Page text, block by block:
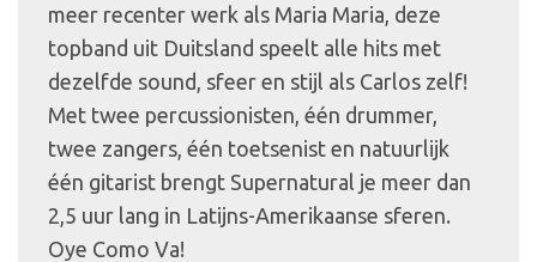
meer recenter werk als Maria Maria, deze
topband uit Duitsland speelt alle hits met
dezelfde sound, sfeer en stijl als Carlos zelf!
Met twee percussionisten, één drummer,
twee zangers, één toetsenist en natuurlijk
één gitarist brengt Supernatural je meer dan
2,5 uur lang in Latijns-Amerikaanse sferen.
Oye Como Va!